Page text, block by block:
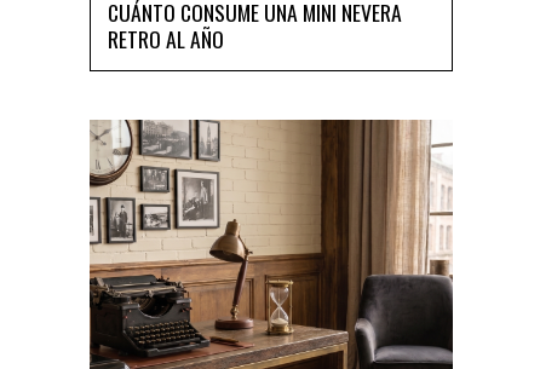
CUÁNTO CONSUME UNA MINI NEVERA
RETRO AL AÑO